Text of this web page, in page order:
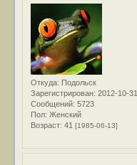
Откуда: Подольск
Зарегистрирован: 2012-10-31
Сообщений: 5723
Пол: Женский
Возраст: 41[1985-06-13]